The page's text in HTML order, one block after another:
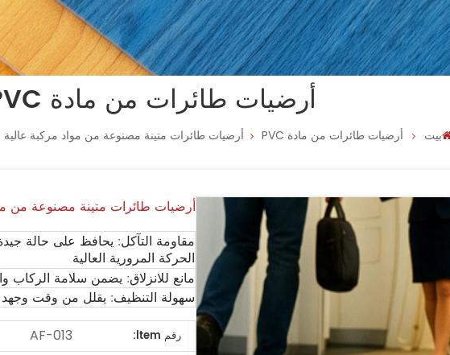
أرضيات طائرات من مادة PVC
بيت أرضيات طائرات من مادة PVC أرضيات طائرات متينة مصنوعة من مواد مركبة عالية
أرضيات طائرات متينة مصنوعة من
مقاومة التآكل: يحافظ على حالة
الحركة المرورية العالية
مانع للانزلاق: يضمن سلامة الركاب
سهولة التنظيف: يقلل من وقت وجهد
رقم ltem: AF-013